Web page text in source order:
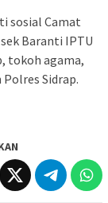
sosial Camat
Baranti IPTU
tokoh agama,
Sidrap.